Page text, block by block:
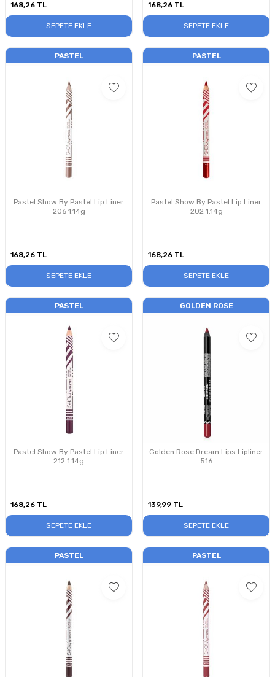
168,26 TL
SEPETE EKLE
168,26 TL
SEPETE EKLE
PASTEL
Pastel Show By Pastel Lip Liner
206 1.14g
168,26 TL
SEPETE EKLE
PASTEL
Pastel Show By Pastel Lip Liner
202 1.14g
168,26 TL
SEPETE EKLE
PASTEL
Pastel Show By Pastel Lip Liner
212 1.14g
168,26 TL
SEPETE EKLE
GOLDEN ROSE
Golden Rose Dream Lips Lipliner
516
139,99 TL
SEPETE EKLE
PASTEL PASTEL